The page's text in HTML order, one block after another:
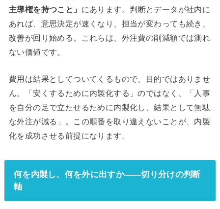
主導権を持つこと」 にあります。判断とデータが社内に
あれば、意思決定が速くなり、担当が変わっても続き、
改善が回り始める。これらは、外注費の削減額では測れ
ない価値です。
費用は結果としてついてくるもので、目的ではありませ
ん。「安くするために内製化する」のではなく、「人事
を自分の足で立たせるために内製化し、結果として無駄
な外注が減る」。この順番を取り違えないことが、内製
化を成功させる前提になります。
何を内製し、何を外に出すか——切り分けの判断
軸